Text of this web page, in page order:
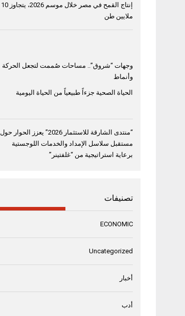
إنتاج القمح في مصر خلال موسم 2026، يتجاوز 10
ملايين طن
وجهات “شروق”.. مساحات صُممت لتجعل الحركة
وأنماط
الحياة الصحية جزءاً طبيعياً من الحياة اليومية
“منتدى الشارقة للاستثمار 2026” يعزز الحوار حول
مستقبل سلاسل الإمداد والخدمات اللوجستية
برعاية استراتيجية من “غلفتينر”
تصنيفات
ECONOMIC
Uncategorized
أخبار
أدب